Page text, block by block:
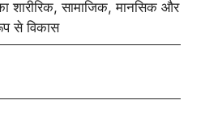
शारीरिक, सामाजिक, मानसिक और
से विकास